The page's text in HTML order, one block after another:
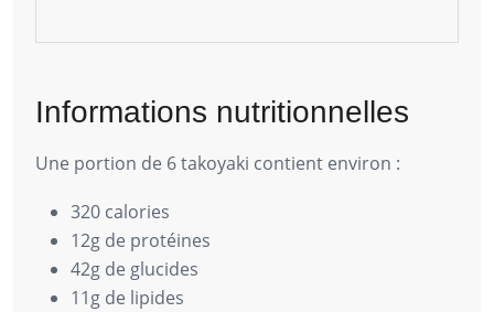
Informations nutritionnelles
Une portion de 6 takoyaki contient environ :
320 calories
12g de protéines
42g de glucides
11g de lipides